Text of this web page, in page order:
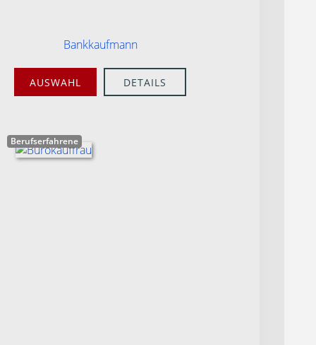
Bankkaufmann
AUSWAHL DETAILS
Berufserfahrene